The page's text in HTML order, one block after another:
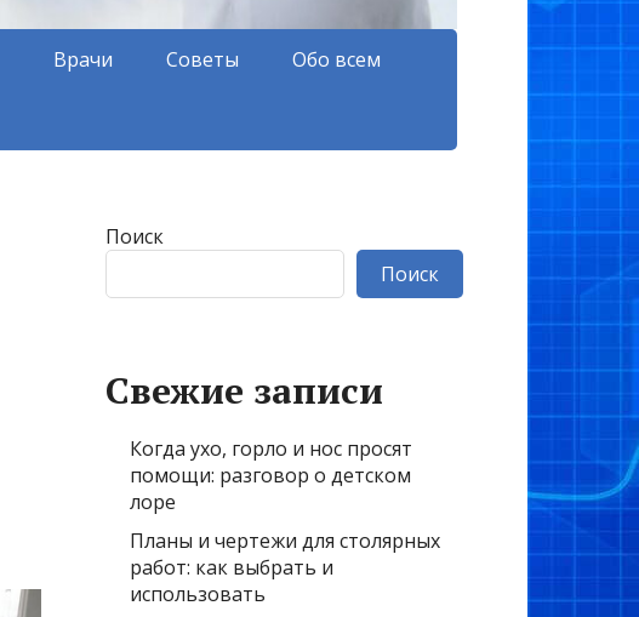
Врачи Советы Обо всем
Поиск
Поиск
Свежие записи
Когда ухо, горло и нос просят
помощи: разговор о детском
лоре
Планы и чертежи для столярных
работ: как выбрать и
использовать